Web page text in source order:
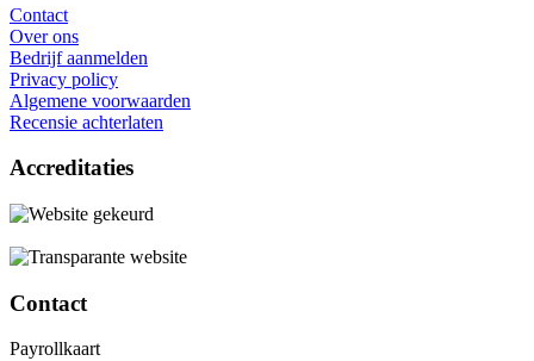
Contact
Over ons
Bedrijf aanmelden
Privacy policy
Algemene voorwaarden
Recensie achterlaten
Accreditaties
Contact
Payrollkaart